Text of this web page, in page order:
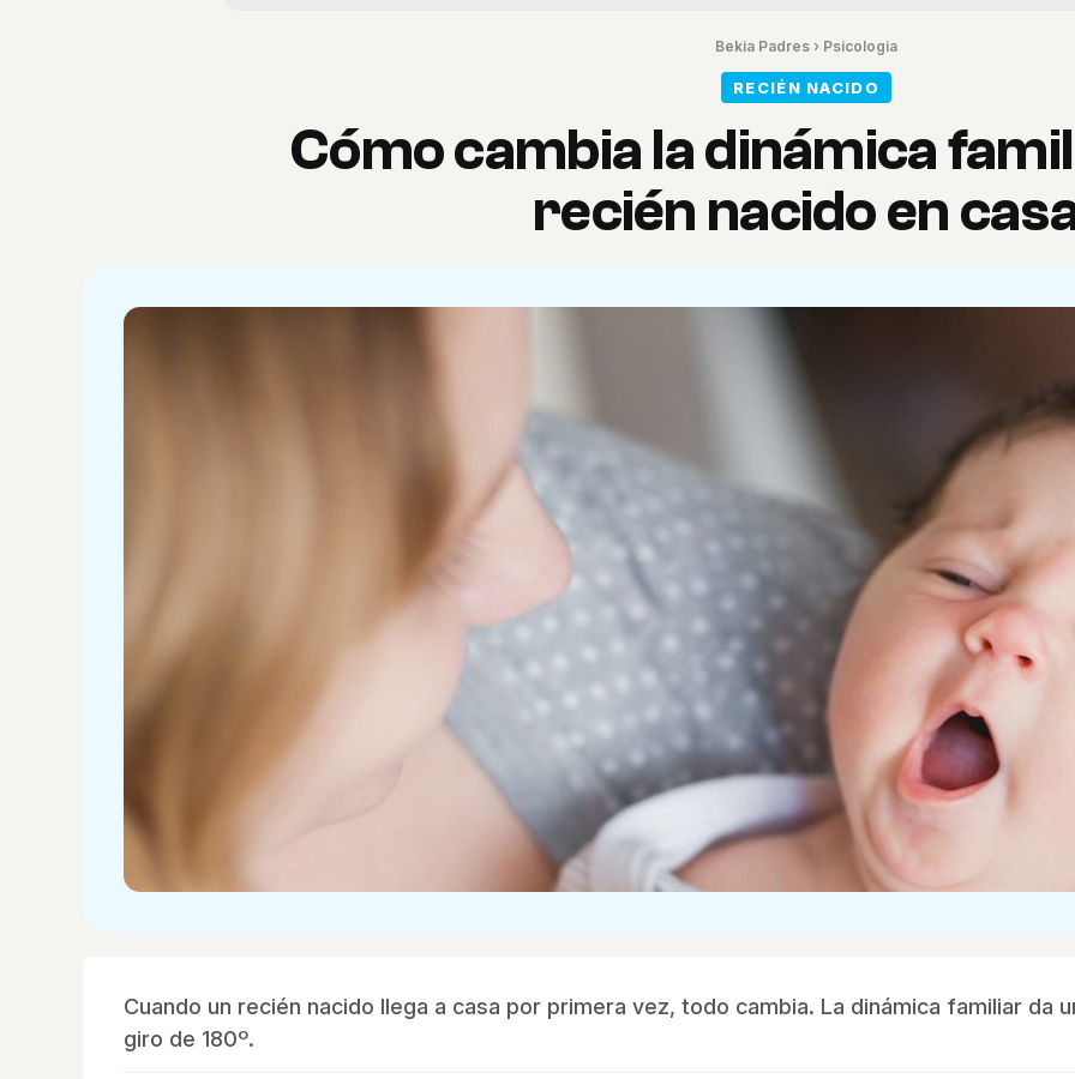
Bekia Padres › Psicologia
RECIÉN NACIDO
Cómo cambia la dinámica
recién nacido en
Cuando un recién nacido llega a casa por primera vez, todo cambia. La dinámica familiar da
giro de 180º.